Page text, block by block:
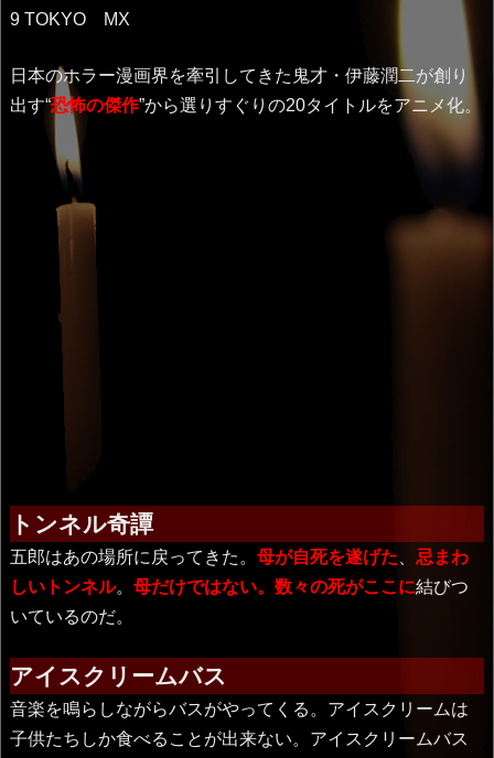
9 TOKYO MX
日本のホラー漫画界を牽引してきた鬼才・伊藤潤二が創り
出す“恐怖の傑作”から選りすぐりの20タイトルをアニメ化。
トンネル奇譚
五郎はあの場所に戻ってきた。 母が自死を遂げた
忌まわ
しいトンネル。 母だけではない。数々の死がここに結びつ
いているのだ。
アイスクリームバス
音楽を鳴らしながらバスがやってくる。アイスクリームは
子供たちしか食べることが出来ない。アイスクリームバス